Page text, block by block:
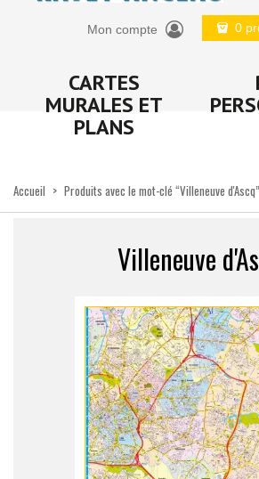
Mon compte 0
CARTES
MURALES ET
PLANS
Accueil > Produits avec le mot-clé “Villeneuve d'Ascq”
Villeneuve